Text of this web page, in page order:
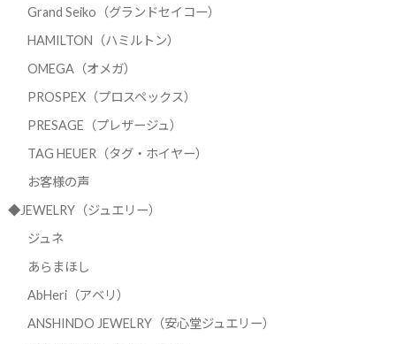
Grand Seiko（グランドセイコー）
HAMILTON（ハミルトン）
OMEGA（オメガ）
PROSPEX（プロスペックス）
PRESAGE（プレザージュ）
TAG HEUER（タグ・ホイヤー）
お客様の声
◆JEWELRY（ジュエリー）
ジュネ
あらまほし
AbHeri（アベリ）
ANSHINDO JEWELRY（安心堂ジュエリー）